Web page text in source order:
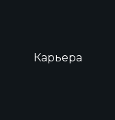
Карьера